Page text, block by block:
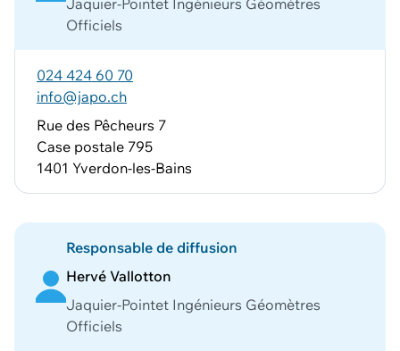
Jaquier-Pointet Ingénieurs Géomètres
Officiels
024 424 60 70
info@japo.ch
Rue des Pêcheurs 7
Case postale 795
1401 Yverdon-les-Bains
Responsable de diffusion
Hervé Vallotton
Jaquier-Pointet Ingénieurs Géomètres
Officiels